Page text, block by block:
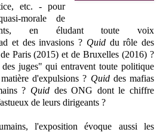
etc. - pour
morale de
en éludant toute voix
et des invasions ? Quid du rôle des
de Paris (2015) et de Bruxelles (2016) ?
des juges" qui entravent toute politique
d'expulsions ? Quiddes mafias
? Quid des ONG dont le chiffre
de leurs dirigeants ?
l'exposition évoque aussi les